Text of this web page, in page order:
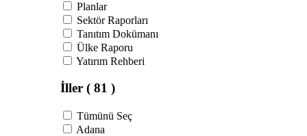
Planlar
Sektör Raporları
Tanıtım Dokümanı
Ülke Raporu
Yatırım Rehberi
İller ( 81 )
Tümünü Seç
Adana